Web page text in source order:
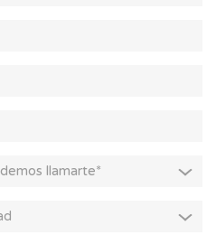
llamarte*